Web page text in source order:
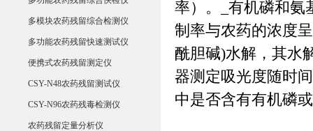
多模块农药残留综合检测仪
多功能农药残留快速测试仪
便携式农药残留测定仪
CSY-N48农药残留测试仪
CSY-N96农药残毒检测仪
农药残留定量分析仪
率）。_有机磷和氨
制率与农药的浓度
酰胆碱)水解，其水
器测定吸光度随时
中是否含有有机磷